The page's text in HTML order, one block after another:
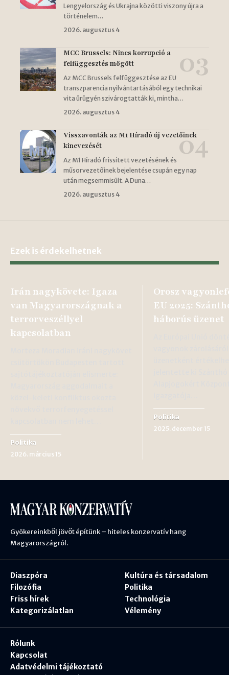
Lengyelország és Ukrajna közötti viszony újra a
történelem…
2026. augusztus 4
MCC Brussels: Nincs korrupció a
felfüggesztés mögött
Az MCC Brussels felfüggesztése az EU
transzparencia nyilvántartásából egy technikai
vita ürügyén szivárogtatták ki, mintha…
2026. augusztus 4
Visszavonták az M1 Híradó új vezetőinek
kinevezését
Az M1 Híradó frissített vezetésének és
műsorvezetőinek bejelentése csupán egy nap
után megsemmisült. A Duna…
2026. augusztus 4
Ezek is érdekelhetnek
Irán nagykövete: Igaza
van Magyarországnak a
terrorveszéllyel
kapcsolatban
Politika
2026. március 15
Orosz
EU 2025:
háborús üzenet
Politika
2025. december 15
Gyökereinkből jövőt építünk – hiteles konzervatív hang
Magyarországról.
Diaszpóra
Filozófia
Friss hírek
Kategorizálatlan
Kultúra és társadalom
Politika
Technológia
Vélemény
Rólunk
Kapcsolat
Adatvédelmi tájékoztató